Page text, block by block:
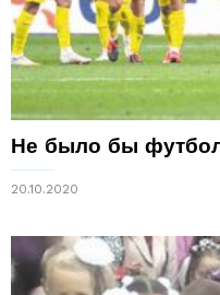
Не было бы
20.10.2020